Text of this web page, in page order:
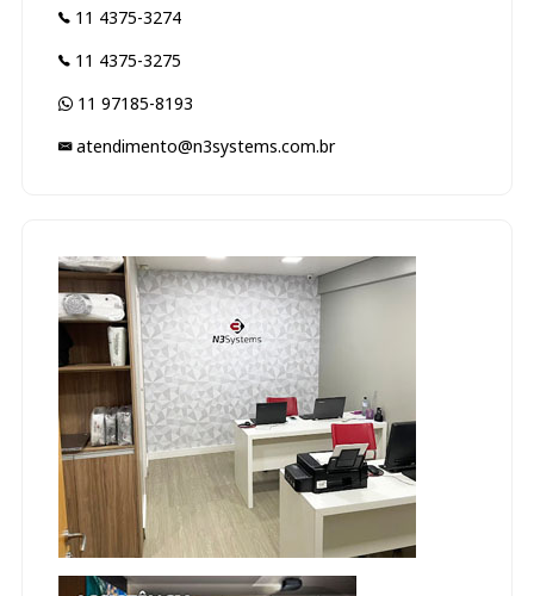
11 4375-3274
11 4375-3275
11 97185-8193
atendimento@n3systems.com.br